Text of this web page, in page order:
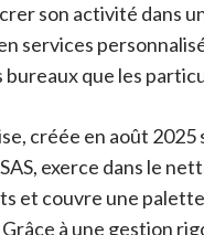
son activité dans
services
que les
créée en août 2025
exerce dans le
et couvre une
à une gestion